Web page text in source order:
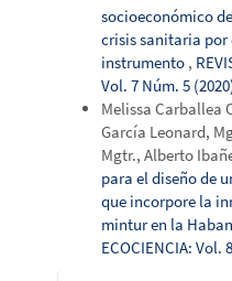
socioeconómico
crisis sanitaria por
instrumento ,
Vol. 7 Núm. 5
Melissa Carballea
García Leonard,
Mgtr., Alberto
para el diseño de
que incorpore la
mintur en la
ECOCIENCIA: Vol.